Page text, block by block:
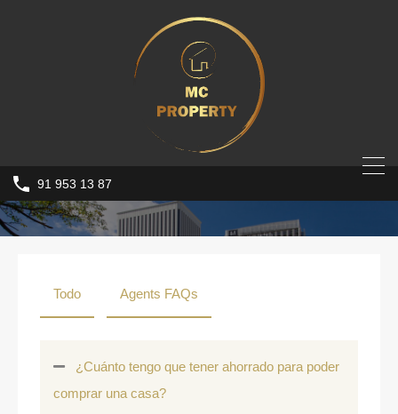
91 953 13 87
Todo Agents FAQs
¿Cuánto tengo que tener ahorrado para poder
comprar una casa?